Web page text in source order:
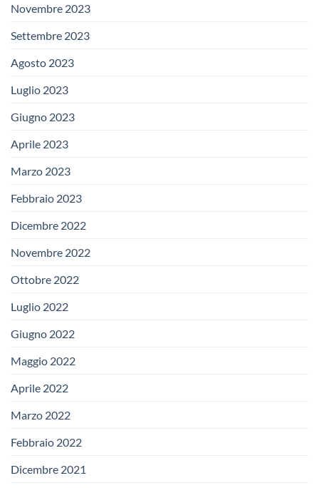
Novembre 2023
Settembre 2023
Agosto 2023
Luglio 2023
Giugno 2023
Aprile 2023
Marzo 2023
Febbraio 2023
Dicembre 2022
Novembre 2022
Ottobre 2022
Luglio 2022
Giugno 2022
Maggio 2022
Aprile 2022
Marzo 2022
Febbraio 2022
Dicembre 2021